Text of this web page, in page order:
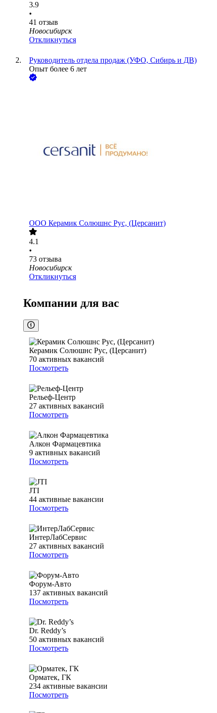
3.9
•
41 отзыв
Новосибирск
Откликнуться
Руководитель отдела продаж (УФО, Сибирь и ДВ)
Опыт более 6 лет
ООО Керамик Солюшнс Рус, (Церсанит)
4.1
•
73 отзыва
Новосибирск
Откликнуться
Компании для вас
Керамик Солюшнс Рус, (Церсанит)
70 активных вакансий
Посмотреть
Рельеф-Центр
27 активных вакансий
Посмотреть
Алкон Фармацевтика
9 активных вакансий
Посмотреть
JTI
44 активные вакансии
Посмотреть
ИнтерЛабСервис
27 активных вакансий
Посмотреть
Форум-Авто
137 активных вакансий
Посмотреть
Dr. Reddy’s
50 активных вакансий
Посмотреть
Орматек, ГК
234 активные вакансии
Посмотреть